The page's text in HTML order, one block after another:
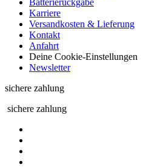
Batterierückgabe
Karriere
Versandkosten & Lieferung
Kontakt
Anfahrt
Deine Cookie-Einstellungen
Newsletter
sichere zahlung
sichere zahlung